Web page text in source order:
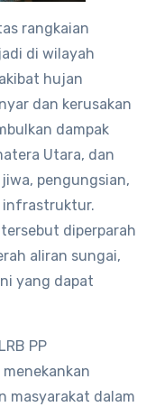
rangkaian
di wilayah
hujan
dan kerusakan
dampak
Utara, dan
pengungsian,
infrastruktur.
diperparah
aliran sungai,
yang dapat
PP
masyarakat dalam